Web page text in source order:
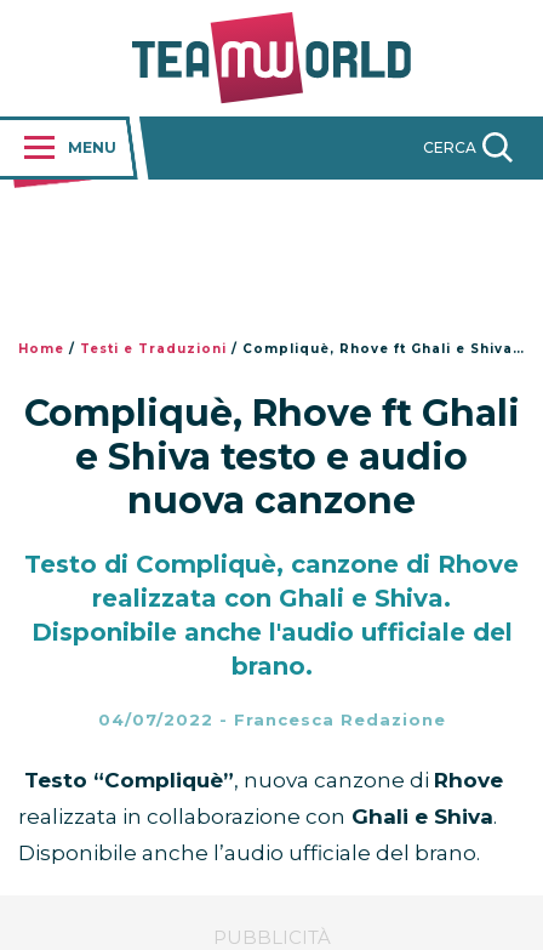
MENU CERCA
Home / Testi e Traduzioni / Compliquè, Rhove ft Ghali e Shiva testo e audio nuova canzone
Compliquè, Rhove ft Ghali
e Shiva testo e audio
nuova canzone
Testo di Compliquè, canzone di Rhove
realizzata con Ghali e Shiva.
Disponibile anche l'audio ufficiale del
brano.
04/07/2022 - Francesca Redazione
Testo “Compliquè”, nuova canzone di Rhove
realizzata in collaborazione con Ghali e Shiva.
Disponibile anche l’audio ufficiale del brano.